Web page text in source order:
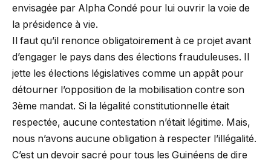
envisagée par Alpha Condé pour lui ouvrir la voie de
la présidence à vie.
Il faut qu’il renonce obligatoirement à ce projet avant
d’engager le pays dans des élections frauduleuses. Il
jette les élections législatives comme un appât pour
détourner l’opposition de la mobilisation contre son
3ème mandat. Si la légalité constitutionnelle était
respectée, aucune contestation n’était légitime. Mais,
nous n’avons aucune obligation à respecter l’illégalité.
C’est un devoir sacré pour tous les Guinéens de dire